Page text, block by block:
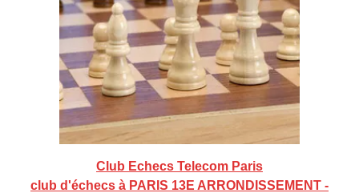
Club Echecs Telecom Paris
club d'échecs à PARIS 13E ARRONDISSEMENT -